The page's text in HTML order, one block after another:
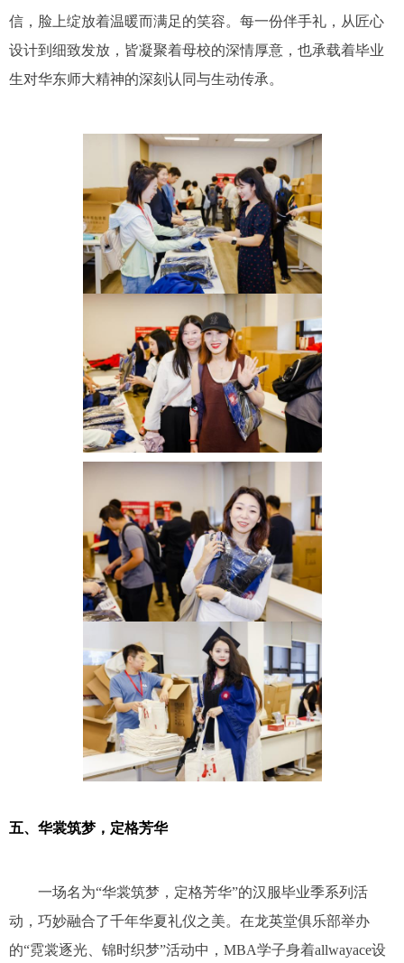
信，脸上绽放着温暖而满足的笑容。每一份伴手礼，从匠心
设计到细致发放，皆凝聚着母校的深情厚意，也承载着毕业
生对华东师大精神的深刻认同与生动传承。
五、华裳筑梦，定格芳华
一场名为“华裳筑梦，定格芳华”的汉服毕业季系列活
动，巧妙融合了千年华夏礼仪之美。在龙英堂俱乐部举办
的“霓裳逐光、锦时织梦”活动中， MBA学子身着allwayace设